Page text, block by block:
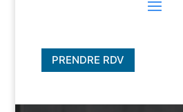
PRENDRE RDV